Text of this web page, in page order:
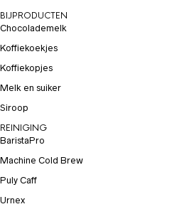
BIJPRODUCTEN
Chocolademelk
Koffiekoekjes
Koffiekopjes
Melk en suiker
Siroop
REINIGING
BaristaPro
Machine Cold Brew
Puly Caff
Urnex